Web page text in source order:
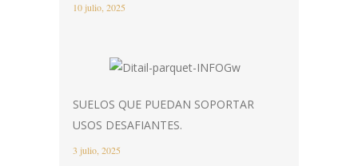
10 julio, 2025
SUELOS QUE PUEDAN SOPORTAR
USOS DESAFIANTES.
3 julio, 2025